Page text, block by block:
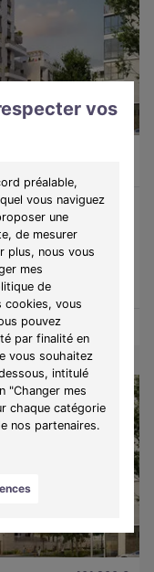
vos
préalable,
vous naviguez
une
de mesurer
plus, nous vous
mes
de
cookies, vous
pouvez
par finalité en
vous souhaitez
intitulé
"Changer mes
chaque catégorie
nos partenaires.
espaces
Voir l'appartement